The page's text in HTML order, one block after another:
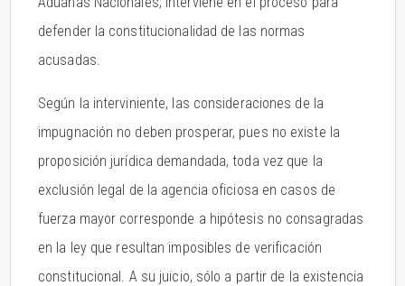
defender la constitucionalidad de las normas
acusadas.
Según la interviniente, las consideraciones de la
impugnación no deben prosperar, pues no existe la
proposición jurídica demandada, toda vez que la
exclusión legal de la agencia oficiosa en casos de
fuerza mayor corresponde a hipótesis no consagradas
en la ley que resultan imposibles de verificación
constitucional. A su juicio, sólo a partir de la existencia